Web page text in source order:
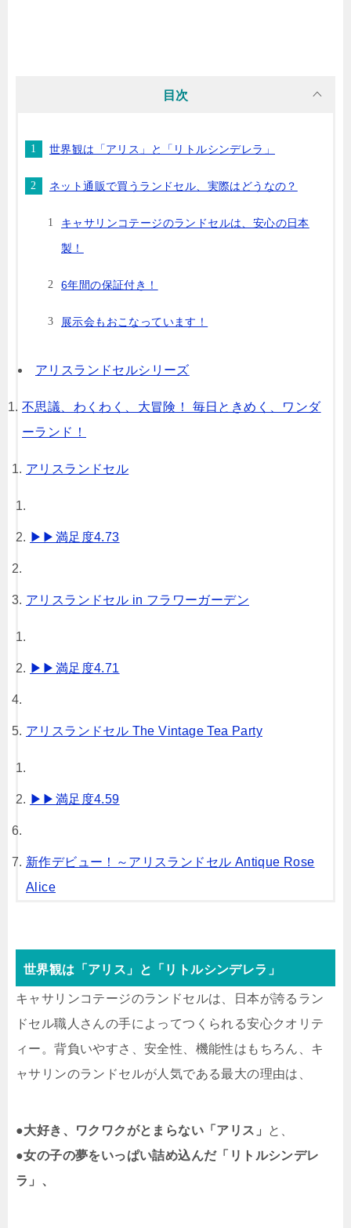
目次
世界観は「アリス」と「リトルシンデレラ」
ネット通販で買うランドセル、実際はどうなの？
キャサリンコテージのランドセルは、安心の日本
製！
6年間の保証付き！
展示会もおこなっています！
アリスランドセルシリーズ
不思議、わくわく、大冒険！ 毎日ときめく、ワンダ
ーランド！
アリスランドセル
▶︎▶︎満足度4.73
アリスランドセル in フラワーガーデン
▶︎▶︎満足度4.71
アリスランドセル The Vintage Tea Party
▶︎▶︎満足度4.59
新作デビュー！～アリスランドセル Antique Rose
Alice
世界観は「アリス」と「リトルシンデレラ」
キャサリンコテージのランドセルは、日本が誇るラン
ドセル職人さんの手によってつくられる安心クオリテ
ィー。背負いやすさ、安全性、機能性はもちろん、キ
ャサリンのランドセルが人気である最大の理由は、
●大好き、ワクワクがとまらない「アリス」
と、
●女の子の夢をいっぱい詰め込んだ「リトルシンデレ
ラ」、